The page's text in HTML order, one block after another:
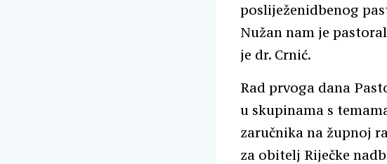
posliježenidbenog
Nužan nam je
je dr. Crnić.
Rad prvoga dana
u skupinama s
zaručnika na župnoj
za obitelj Riječke